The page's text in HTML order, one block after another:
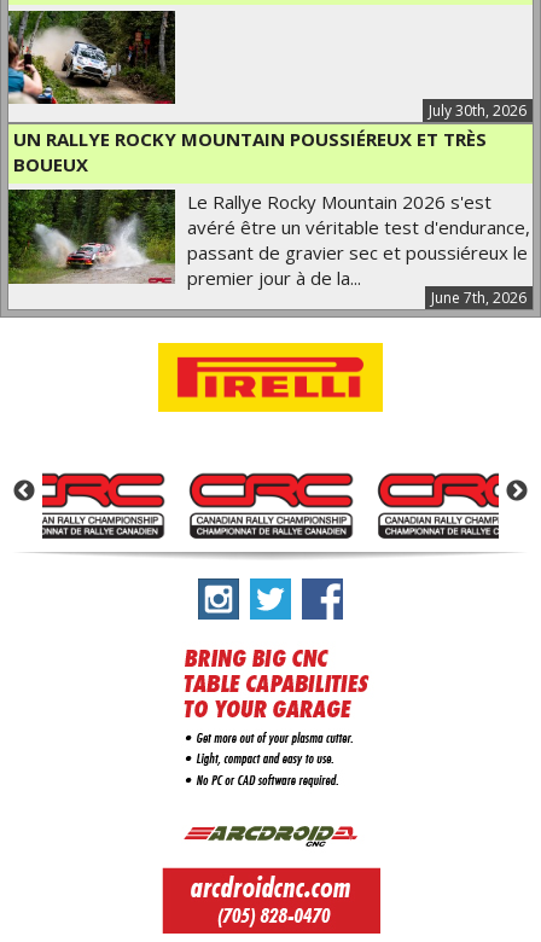
July 30th, 2026
UN RALLYE ROCKY MOUNTAIN POUSSIÉREUX ET TRÈS
BOUEUX
June 7th, 2026
Le Rallye Rocky Mountain 2026 s'est
avéré être un véritable test d'endurance,
passant de gravier sec et poussiéreux le
premier jour à de la...